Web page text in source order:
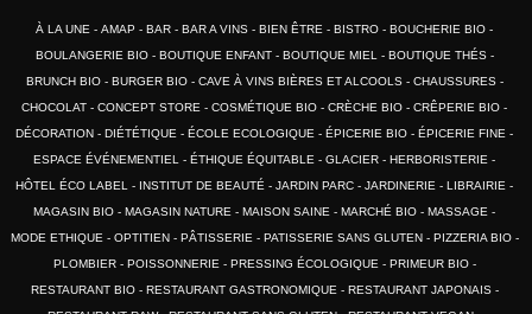
À LA UNE AMAP BAR BAR A VINS BIEN ÊTRE BISTRO
BOUCHERIE BIO
BOULANGERIE BIO
BOUTIQUE ENFANT BOUTIQUE MIEL
BOUTIQUE THÉS
BRUNCH BIO
BURGER BIO CAVE À VINS BIÈRES ET ALCOOLS
CHAUSSURES
CHOCOLAT
CONCEPT STORE COSMÉTIQUE BIO CRÈCHE BIO
CRÊPERIE BIO
DÉCORATION
DIÉTÉTIQUE ÉCOLE ECOLOGIQUE ÉPICERIE BIO
ÉPICERIE FINE
ESPACE ÉVÉNEMENTIEL
ÉTHIQUE ÉQUITABLE GLACIER
HERBORISTERIE
HÔTEL ÉCO LABEL
INSTITUT DE BEAUTÉ JARDIN PARC JARDINERIE
LIBRAIRIE
MAGASIN BIO
MAGASIN NATURE MAISON SAINE MARCHÉ BIO
MASSAGE
MODE ETHIQUE
OPTITIEN PÂTISSERIE PATISSERIE SANS GLUTEN
PIZZERIA BIO
PLOMBIER
POISSONNERIE PRESSING ÉCOLOGIQUE
PRIMEUR BIO
RESTAURANT BIO
RESTAURANT GASTRONOMIQUE
RESTAURANT JAPONAIS